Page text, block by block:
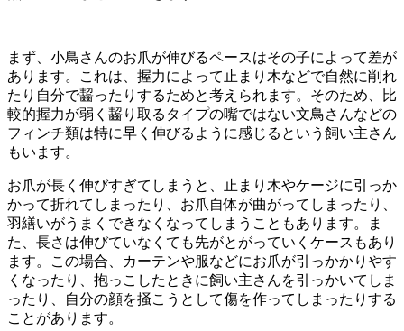
まず、小鳥さんのお爪が伸びるペースはその子によって差が
あります。これは、握力によって止まり木などで自然に削れ
たり自分で齧ったりするためと考えられます。そのため、比
較的握力が弱く齧り取るタイプの嘴ではない文鳥さんなどの
フィンチ類は特に早く伸びるように感じるという飼い主さん
もいます。
お爪が長く伸びすぎてしまうと、止まり木やケージに引っか
かって折れてしまったり、お爪自体が曲がってしまったり、
羽繕いがうまくできなくなってしまうこともあります。ま
た、長さは伸びていなくても先がとがっていくケースもあり
ます。この場合、カーテンや服などにお爪が引っかかりやす
くなったり、抱っこしたときに飼い主さんを引っかいてしま
ったり、自分の顔を掻こうとして傷を作ってしまったりする
ことがあります。